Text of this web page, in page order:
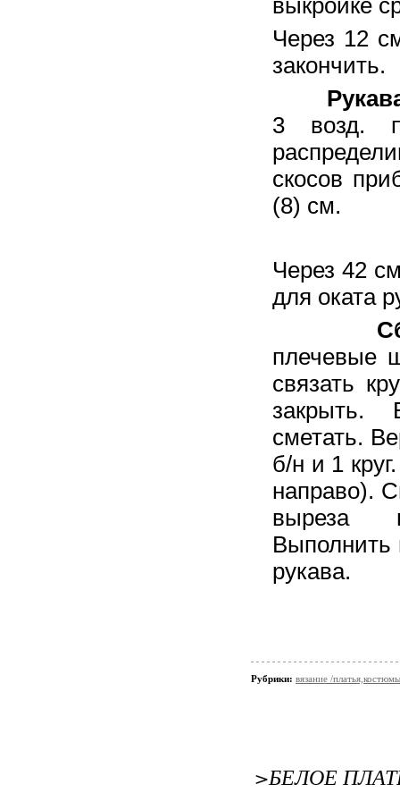
выкройке
Через 12
закончить.
3 возд.
скосов
(8) см.
Через 42
для оката
плечевые
связать
закрыть.
сметать.
б/н и 1
направо).
выреза
рукава.
Рубрики: вязание /
>БЕЛОЕ